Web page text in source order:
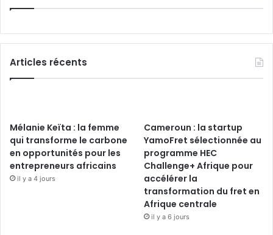
Articles récents
Mélanie Keïta : la femme
qui transforme le carbone
en opportunités pour les
entrepreneurs africains
il y a 4 jours
Cameroun : la startup
YamoFret sélectionnée au
programme HEC
Challenge+ Afrique pour
accélérer la
transformation du fret en
Afrique centrale
il y a 6 jours